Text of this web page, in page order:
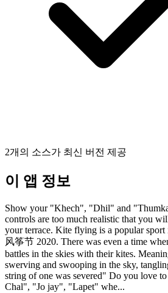
2개의 소스가 최신 버전 제공
이 앱 정보
Show your "Khech", "Dhil" and
controls are too much realistic that you
your terrace. Kite flying is a popular
风筝节 2020. There was even a time
battles in the skies with their kites.
swerving and swooping in the sky,
string of one was severed" Do you love
Chal", "Jo jay", "Lapet" whe...